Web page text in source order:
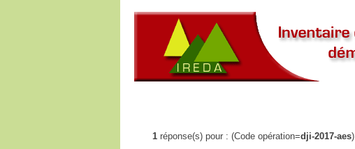
1 réponse(s) pour : (Code opération=dji-2017-aes)